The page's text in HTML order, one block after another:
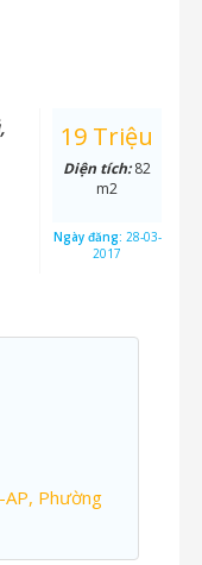
19 Triệu
Diện tích:82
m2
Ngày đăng: 28-03-
2017
Phường